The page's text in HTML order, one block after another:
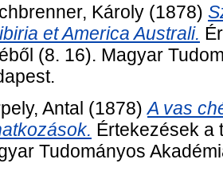
Károly (1878)
et America Australi.
(8. 16). Magyar
Antal (1878)A vas
Értekezések a
Tudományos